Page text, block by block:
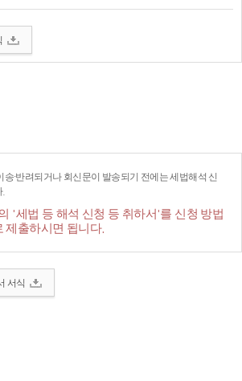
·반려되거나 회신문이 발송되기 전에는 세법해석 신
'세법 등 해석 신청 등 취하서'를 신청 방법
제출하시면 됩니다.
서식